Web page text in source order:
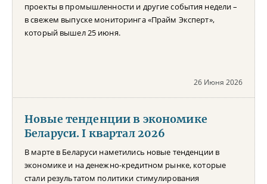
проекты в промышленности и другие события недели –
в свежем выпуске мониторинга «Прайм Эксперт»,
который вышел 25 июня.
26 Июня 2026
Новые тенденции в экономике
Беларуси. I квартал 2026
В марте в Беларуси наметились новые тенденции в
экономике и на денежно-кредитном рынке, которые
стали результатом политики стимулирования